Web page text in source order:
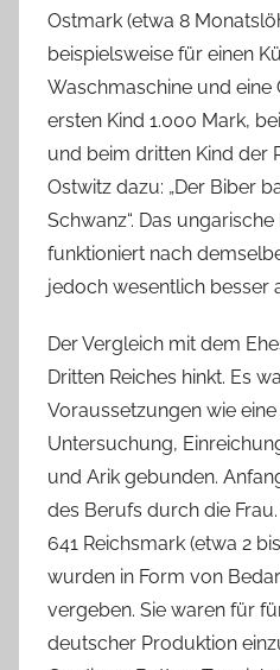
Ostmark (etwa 8
beispielsweise für einen
Waschmaschine und
ersten Kind 1.000 Mark,
und beim dritten Kind der
Ostwitz dazu: „Der Biber
Schwanz“. Das
funktioniert nach
jedoch wesentlich besser
Der Vergleich mit dem
Dritten Reiches hinkt. Es
Voraussetzungen wie
Untersuchung,
und Arik gebunden.
des Berufs durch die
641 Reichsmark (etwa 2
wurden in Form von
vergeben. Sie waren für
deutscher Produktion